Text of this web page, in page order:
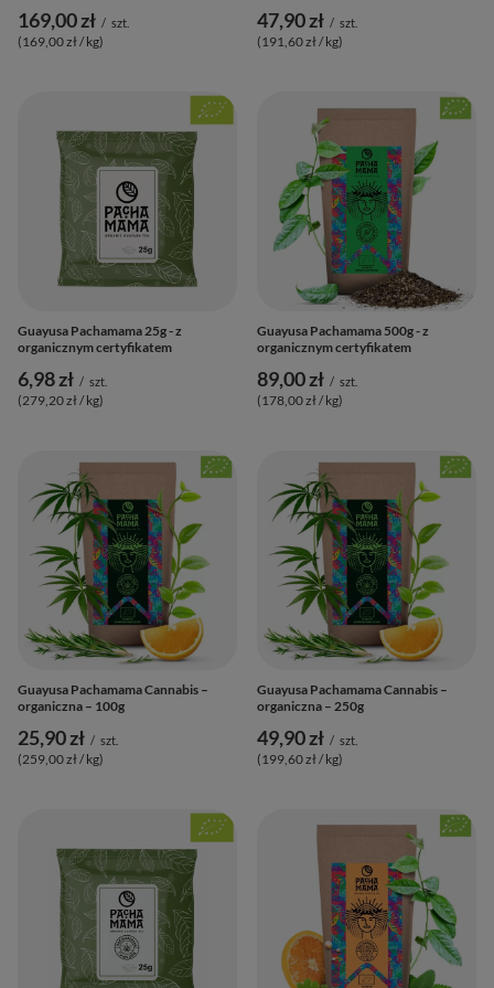
169,00 zł / szt.
(169,00 zł / kg)
47,90 zł / szt.
(191,60 zł / kg)
Guayusa Pachamama 25g - z
organicznym certyfikatem
6,98 zł / szt.
(279,20 zł / kg)
Guayusa Pachamama 500g - z
organicznym certyfikatem
89,00 zł / szt.
(178,00 zł / kg)
Guayusa Pachamama Cannabis –
organiczna – 100g
25,90 zł / szt.
(259,00 zł / kg)
Guayusa Pachamama Cannabis –
organiczna – 250g
49,90 zł / szt.
(199,60 zł / kg)